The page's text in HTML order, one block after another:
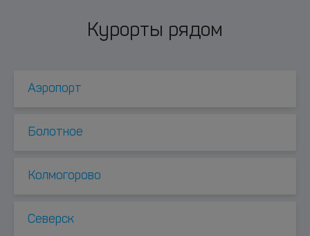
Курорты рядом
Аэропорт
Болотное
Колмогорово
Северск